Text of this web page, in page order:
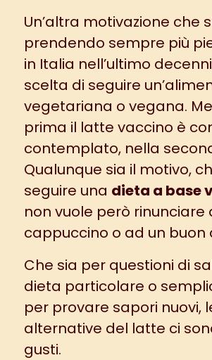
Un’altra motivazione che
prendendo sempre più
in Italia nell’ultimo
scelta di seguire un’
vegetariana o vegana.
prima il latte vaccino è
contemplato, nella
Qualunque sia il motivo,
seguire una dieta a base
non vuole però rinunciare
cappuccino o ad un buon
Che sia per questioni di
dieta particolare o
per provare sapori nuovi,
alternative del latte ci
gusti.